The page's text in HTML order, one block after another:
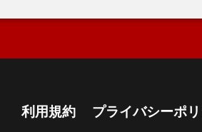
利用規約 プライバシーポ